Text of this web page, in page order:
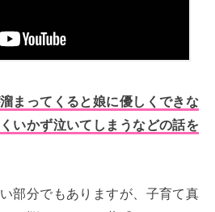
まってくると娘に優しくできな
いかず泣いてしまうなどの話を
部分でもありますが、子育て真